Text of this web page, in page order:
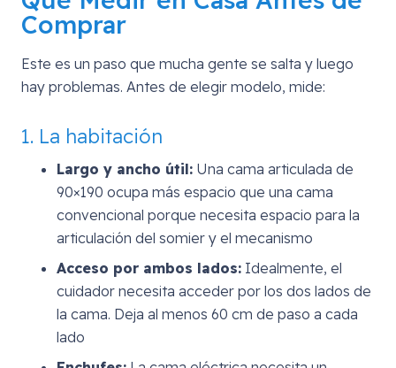
Comprar
Este es un paso que mucha gente se salta y luego
hay problemas. Antes de elegir modelo, mide:
1. La habitación
Largo y ancho útil: Una cama articulada de
90×190 ocupa más espacio que una cama
convencional porque necesita espacio para la
articulación del somier y el mecanismo
Acceso por ambos lados: Idealmente, el
cuidador necesita acceder por los dos lados de
la cama. Deja al menos 60 cm de paso a cada
lado